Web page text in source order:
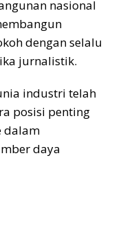
nasional
dengan selalu
jurnalistik.
industri telah
posisi penting
dalam
daya